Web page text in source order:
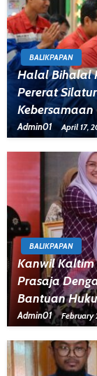
BALIKPAPAN
Halal Bihalal
Pererat
Kebersamaan
Admin01 April 17,
BALIKPAPAN
Kanwil Kaltim
Prasaja
Bantuan
Admin01 February